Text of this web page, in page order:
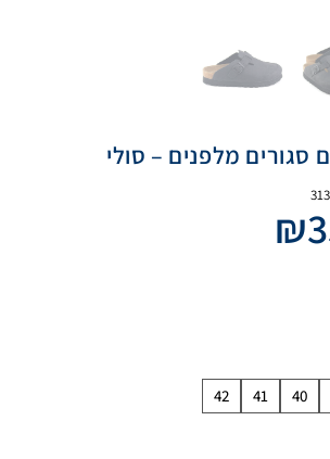
סגורים מלפנים – סולי
₪
40
41
42